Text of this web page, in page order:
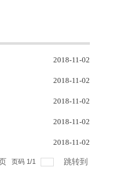
2018-11-02
2018-11-02
2018-11-02
2018-11-02
2018-11-02
页码 1/1 跳转到